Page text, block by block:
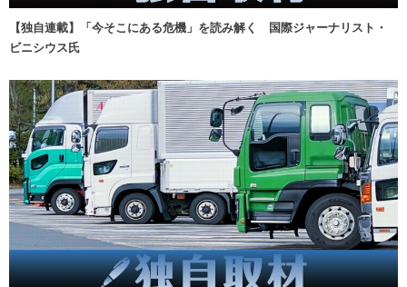
【独自連載】「今そこにある危機」を読み解く 国際ジャーナリスト・
ビニシウス氏